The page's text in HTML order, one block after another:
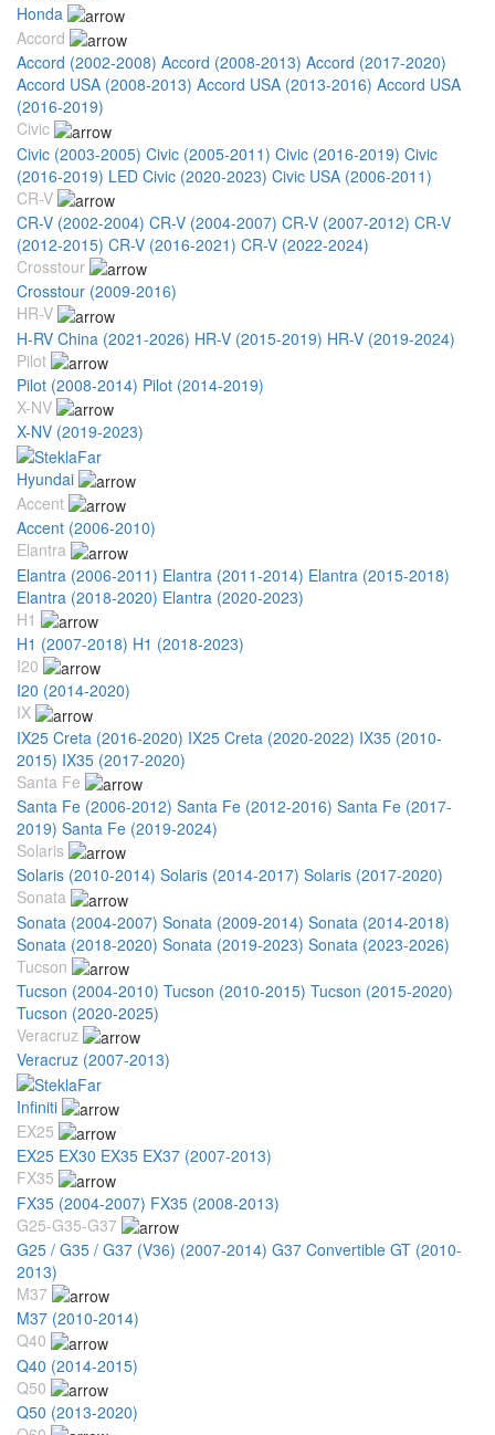
Honda
Accord
Accord (2002-2008) Accord (2008-2013) Accord (2017-2020)
Accord USA (2008-2013) Accord USA (2013-2016) Accord USA
(2016-2019)
Civic
Civic (2003-2005) Civic (2005-2011) Civic (2016-2019) Civic
(2016-2019) LED Civic (2020-2023) Civic USA (2006-2011)
CR-V
CR-V (2002-2004) CR-V (2004-2007) CR-V (2007-2012) CR-V
(2012-2015) CR-V (2016-2021) CR-V (2022-2024)
Crosstour
Crosstour (2009-2016)
HR-V
H-RV China (2021-2026) HR-V (2015-2019) HR-V (2019-2024)
Pilot
Pilot (2008-2014) Pilot (2014-2019)
X-NV
X-NV (2019-2023)
Hyundai
Accent
Accent (2006-2010)
Elantra
Elantra (2006-2011) Elantra (2011-2014) Elantra (2015-2018)
Elantra (2018-2020) Elantra (2020-2023)
H1
H1 (2007-2018) H1 (2018-2023)
I20
I20 (2014-2020)
IX
IX25 Creta (2016-2020) IX25 Creta (2020-2022) IX35 (2010-
2015) IX35 (2017-2020)
Santa Fe
Santa Fe (2006-2012) Santa Fe (2012-2016) Santa Fe (2017-
2019) Santa Fe (2019-2024)
Solaris
Solaris (2010-2014) Solaris (2014-2017) Solaris (2017-2020)
Sonata
Sonata (2004-2007) Sonata (2009-2014) Sonata (2014-2018)
Sonata (2018-2020) Sonata (2019-2023) Sonata (2023-2026)
Tucson
Tucson (2004-2010) Tucson (2010-2015) Tucson (2015-2020)
Tucson (2020-2025)
Veracruz
Veracruz (2007-2013)
Infiniti
EX25
EX25 EX30 EX35 EX37 (2007-2013)
FX35
FX35 (2004-2007) FX35 (2008-2013)
G25-G35-G37
G25 / G35 / G37 (V36) (2007-2014) G37 Convertible GT (2010-
2013)
M37
M37 (2010-2014)
Q40
Q40 (2014-2015)
Q50
Q50 (2013-2020)